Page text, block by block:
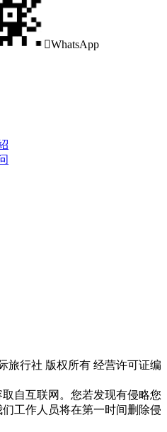
WhatsApp
旅行社 版权所有 经营许可证编
自互联网。您若发现有侵略您
工作人员将在第一时间删除侵